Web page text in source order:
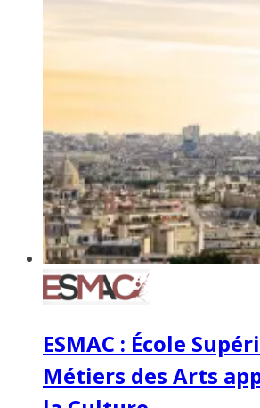
ESMAC : École
Métiers des Arts